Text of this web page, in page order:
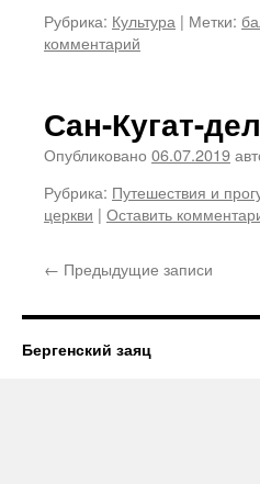
Рубрика: Культура | Метки:
комментарий
Сан-Кугат-
Опубликовано 06.07.2019
Рубрика: Путешествия и
церкви | Оставить
← Предыдущие записи
Бергенский заяц